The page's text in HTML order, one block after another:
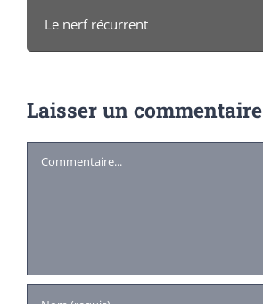
Le nerf récurrent
Laisser un commentaire
Commentaire